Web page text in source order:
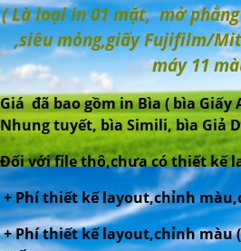
( Là loại in 01 mặt, mở phẳng
,siêu mỏng,giấy Fujifilm/
máy 11
Giá đã bao gồm in Bìa ( bìa Giấy
Nhung tuyết, bìa Simili, bìa Giả
Đối với file thô,chưa có thiết kế
+ Phí thiết kế layout,chỉnh
+ Phí thiết kế layout,chỉnh màu